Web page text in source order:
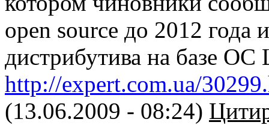
open source до 2012 года
дистрибутива на базе ОС
http://expert.com.ua/
(13.06.2009 - 08:24)